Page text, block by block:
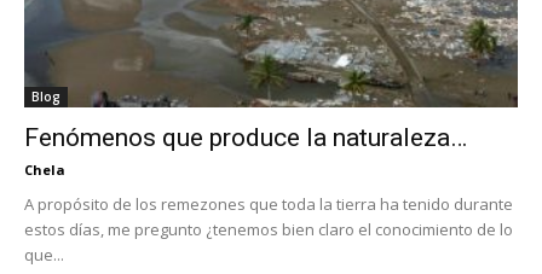
Blog
Fenómenos que produce la naturaleza…
Chela
A propósito de los remezones que toda la tierra ha tenido durante
estos días, me pregunto ¿tenemos bien claro el conocimiento de lo
que...